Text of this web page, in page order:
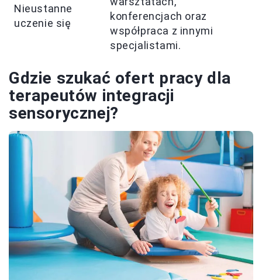
Nieustanne
uczenie się
konferencjach oraz
współpraca z innymi
specjalistami.
Gdzie szukać ofert pracy dla
terapeutów integracji
sensorycznej?